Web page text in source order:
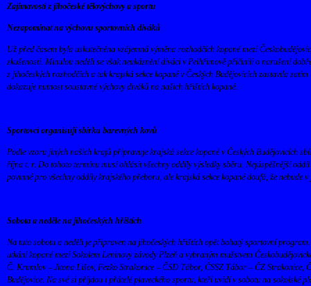
Zajímavosti z jihočeské tělovýchovy a sportu
Nezapomínat na výchovu sportovních diváků
Už před časem byla uskutečněna vzájemná výměna rozhodčích kopané mezi
zkušenosti. Minulou neděli se však neukáznění diváci v Pelhřimově přičinili o narušení
z jihočeských rozhodčích a tak krajská sekce kopané v Českých Budějovicích zastavila
dokazuje nutnost soustavné výchovy diváků na našich hřištích kopané.
Sportovci organisují sbírku barevných kovů
Podle vzoru jiných našich krajů připravuje krajská sekce kopané v Českých Budějovicích
října t. r. Do tohoto termínu musí ohlásit všechny oddíly výsledky sběru. Nejúspěšnější
povinné pro všechny oddíly krajského přeboru, ale krajská sekce kopané doufá, že nebude
Sobota a neděle na jihočeských hřištích
Na tuto sobotu a neděli je připraven na jihočeských hřištích opět bohatý sportovní
utkání kopané mezi Sokolem Leninovy závody Plzeň a vybraným mužstvem
Č. Krumlov – Jitona Lišov, Fezko Strakonice – ČSD Tábor, ČSSZ Tábor – ČZ Strakonice,
Budějovice. Na své si přijdou i přátelé plaveckého sportu, kteří uvidí v sobotu na sokolské